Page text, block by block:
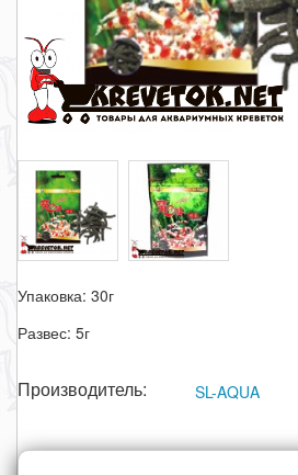
Упаковка: 30г
Развес: 5г
Производитель: SL-AQUA